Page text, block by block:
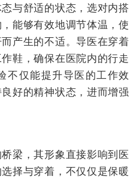
与舒适的状态，选对内搭
能够有效地调节体温，使
产生的不适。导医在穿着
鞋，确保在医院内的行走
不仅能提升导医的工作效
好的精神状态，进而增强
梁，其形象直接影响到医
择与穿着，不仅仅是保暖